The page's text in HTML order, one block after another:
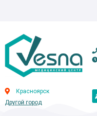
Красноярск
Другой город